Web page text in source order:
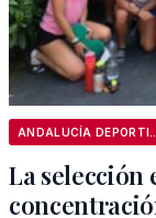
La selección